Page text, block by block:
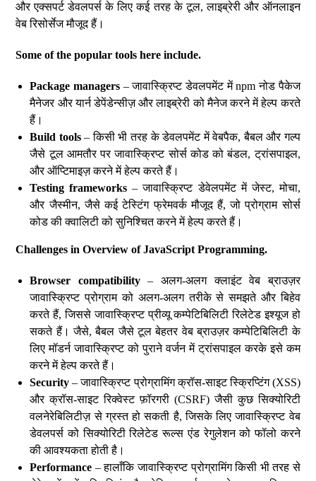
और एक्सपर्ट डेवलपर्स के लिए कई तरह के टूल, लाइब्रेरी और ऑनलाइन
वेब रिसोर्सेज मौजूद हैं।
Some of the popular tools here include.
Package managers – जावास्क्रिप्ट डेवलपमेंट में npm नोड पैकेज
मैनेजर और यार्न डेपेंडेन्सीज़ और लाइब्रेरी को मैनेज करने में हेल्प करते
हैं।
Build tools– किसी भी तरह के डेवलपमेंट में वेबपैक, बैबल और गल्प
जैसे टूल आमतौर पर जावास्क्रिप्ट सोर्स कोड को बंडल, ट्रांसपाइल,
और ऑप्टिमाइज़ करने में हेल्प करते हैं।
Testing frameworks – जावास्क्रिप्ट डेवेलपमेंट में जेस्ट, मोचा,
और जैस्मीन, जैसे कई टेस्टिंग फ्रेमवर्क मौजूद हैं, जो प्रोग्राम सोर्स
कोड की क्वालिटी को सुनिश्चित करने में हेल्प करते हैं।
Challenges in Overview of JavaScript Programming.
Browser compatibility– अलग-अलग क्लाइंट वेब ब्राउज़र
जावास्क्रिप्ट प्रोग्राम को अलग-अलग तरीके से समझते और बिहेव
करते हैं, जिससे जावास्क्रिप्ट प्रीव्यू कम्पेटिबिलिटी रिलेटेड इश्यूज हो
सकते हैं। जैसे, बैबल जैसे टूल बेहतर वेब ब्राउज़र कम्पेटिबिलिटी के
लिए मॉडर्न जावास्क्रिप्ट को पुराने वर्जन में ट्रांसपाइल करके इसे कम
करने में हेल्प करते हैं।
Security – जावास्क्रिप्ट प्रोग्रामिंग क्रॉस-साइट स्क्रिप्टिंग (XSS)
और क्रॉस-साइट रिक्वेस्ट फ़ॉरगरी (CSRF) जैसी कुछ सिक्योरिटी
वलनेरेबिलिटीज़ से ग्रस्त हो सकती है, जिसके लिए जावास्क्रिप्ट वेब
डेवलपर्स को सिक्योरिटी रिलेटेड रूल्स एंड रेगुलेशन को फॉलो करने
की आवश्यकता होती है।
Performance – हालाँकि जावास्क्रिप्ट प्रोग्रामिंग किसी भी तरह से